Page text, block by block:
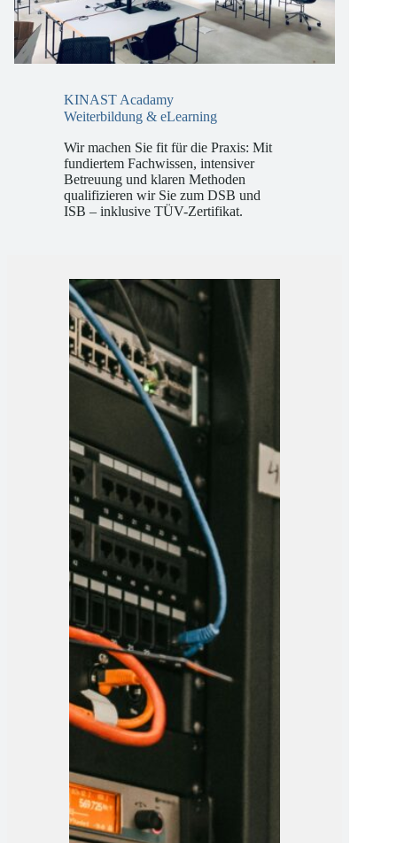
KINAST Acadamy
Wir machen Sie fit für die Praxis: Mit
fundiertem Fachwissen, intensiver
Betreuung und klaren Methoden
qualifizieren wir Sie zum DSB und